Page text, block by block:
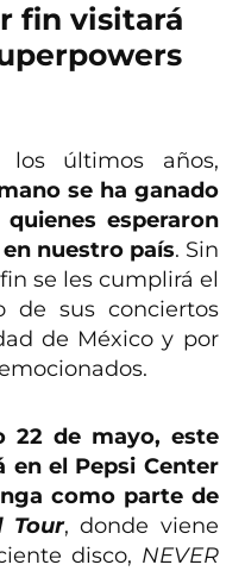
fin visitará
últimos años,
se ha ganado
esperaron
nuestro país. Sin
se les cumplirá el
de sus conciertos
de México y por
22 de mayo, este
en el Pepsi Center
como parte de
Tour, donde viene
disco, NEVER